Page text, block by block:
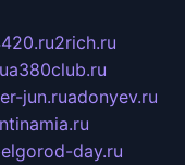
2rich.ru
a380club.ru
jun.ruadonyev.ru
day.ru